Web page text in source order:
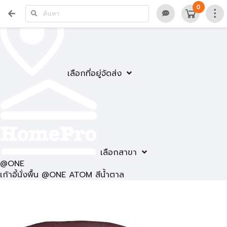
เลือกที่อยู่จัดส่ง
เลือกสาขา
0
@ONE
เก้าอี้นั่งพื้น @ONE ATOM สีน้ำตาล